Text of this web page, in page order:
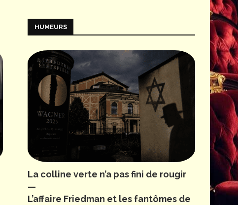
HUMEURS
La colline verte n’a pas fini de rougir
—
L’affaire Friedman et les fantômes de